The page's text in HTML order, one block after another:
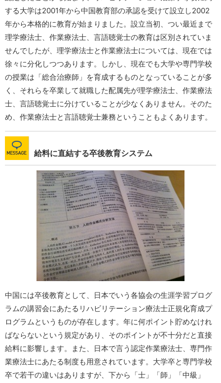
する大学は2001年から中国教育部の承認を受けて設立し2002
年から本格的に教育が始まりました。設立当初、つい最近まで
理学療法士、作業療法士、言語聴覚士の教育は区別されていま
せんでしたが、理学療法士と作業療法士については、現在では
徐々に分化しつつあります。しかし、現在でも大学や専門学校
の授業は「総合治療師」を育成するものとなっていることが多
く、それらを卒業して就職した配属先が理学療法士、作業療法
士、言語聴覚士に分けていることが少なくありません。そのた
め、作業療法士と言語聴覚士兼務ということもよくあります。
給料に直結する卒後教育システム
中国には卒後教育として、日本でいう各協会の生涯学習プログ
ラムの講習会にあたるリハビリテーション療法士正規化育成プ
ログラムというものが存在します。年に何ポイント貯めなけれ
ばならないという規定があり、そのポイントが不十分だと直接
給料に影響します。また、日本で言う認定作業療法士、専門作
業療法士にあたる制度も用意されています。大学卒と専門学校
卒で若干の違いはありますが、下から「士」「師」「中級」